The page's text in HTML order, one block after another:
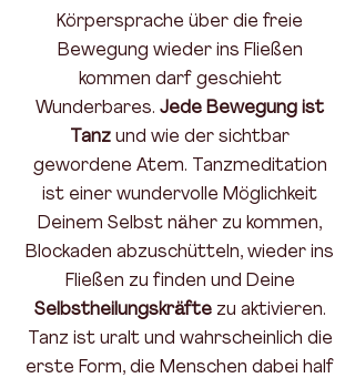
Körpersprache über die freie
Bewegung wieder ins Fließen
kommen darf geschieht
Wunderbares. Jede Bewegung ist
Tanz und wie der sichtbar
gewordene Atem. Tanzmeditation
ist einer wundervolle Möglichkeit
Deinem Selbst näher zu kommen,
Blockaden abzuschütteln, wieder ins
Fließen zu finden und Deine
Selbstheilungskräftezu aktivieren.
Tanz ist uralt und wahrscheinlich die
erste Form, die Menschen dabei half